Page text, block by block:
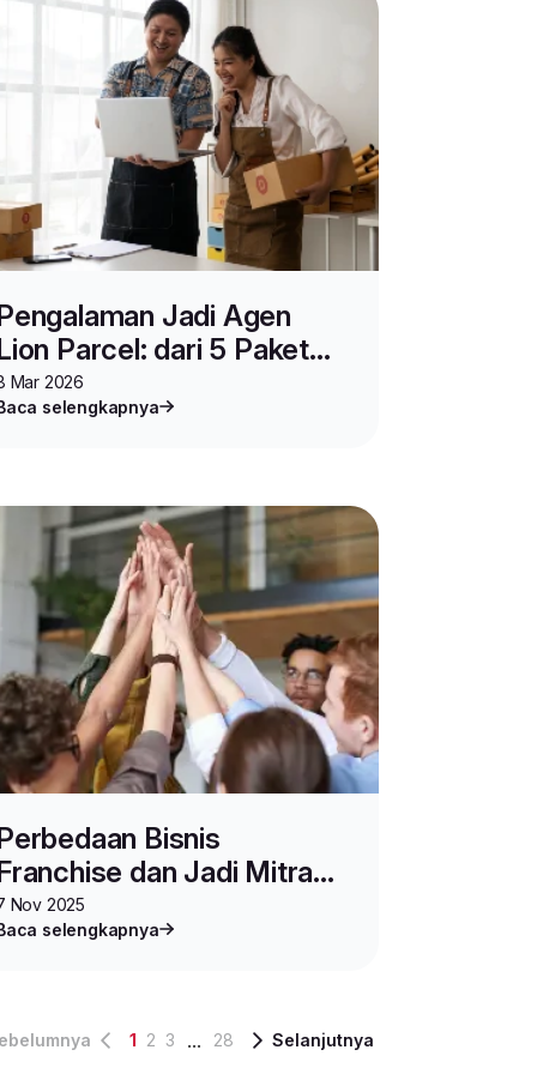
Jadi Agen
Parcel: dari 5 Paket
hingga Omzet
Juta
Mar 2026
selengkapnya
Bisnis
dan Jadi Mitra
Parcel: Mana yang
Menguntungkan?
Nov 2025
selengkapnya
1 2 3 ... 28 Selanjutnya